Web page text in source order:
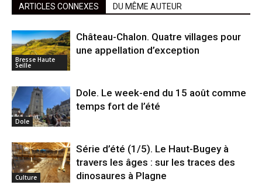
ARTICLES CONNEXES DU MÊME AUTEUR
Bresse Haute
Seille
Château-Chalon. Quatre villages pour
une appellation d’exception
Dole
Dole. Le week-end du 15 août comme
temps fort de l’été
Culture
Série d’été (1/5). Le Haut-Bugey à
travers les âges : sur les traces des
dinosaures à Plagne